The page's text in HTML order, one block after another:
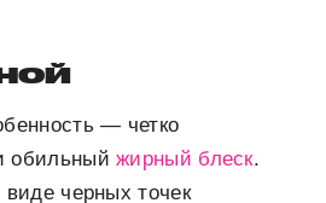
— четко
обильныйжирный блеск.
виде черных точек